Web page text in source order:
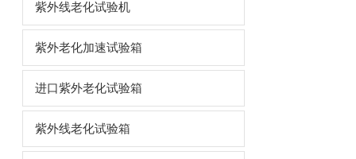
紫外线老化试验机
紫外老化加速试验箱
进口紫外老化试验箱
紫外线老化试验箱